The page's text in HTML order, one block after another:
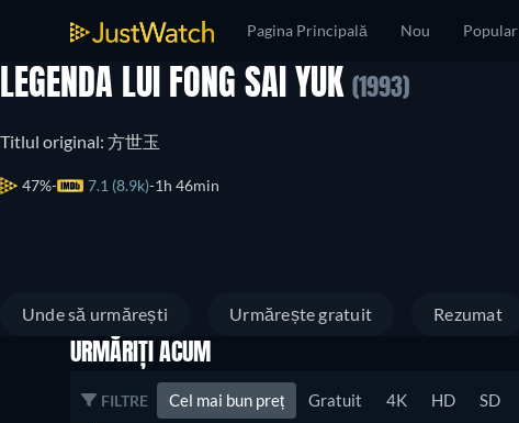
Pagina Principală Nou Popular
LEGENDA LUI FONG SAI YUK (1993)
Titlul original: 方世玉
47% 7.1 (8.9k) 1h 46min
Unde să urmărești Urmărește gratuit Rezumat
URMĂRIȚI ACUM
FILTRE Cel mai bun preț Gratuit 4K HD SD